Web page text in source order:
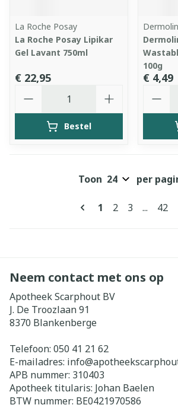
La Roche Posay
La Roche Posay Lipikar
Gel Lavant 750ml
€ 22,95
Bestel
Dermolin
100g
€ 4,49
Pagina's
U lees
1 Pagina
2 Pagina
3 ... 42
Toon per
Neem contact met ons op
Apotheek Scarphout BV
J. De Troozlaan 91
8370 Blankenberge
Telefoon: 050 41 21 62
E-mailadres: info@
APB nummer: 310403
Apotheek titularis: Johan Baelen
BTW nummer: BE0421970586